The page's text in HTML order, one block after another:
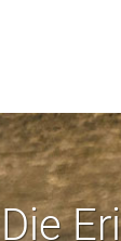
Die